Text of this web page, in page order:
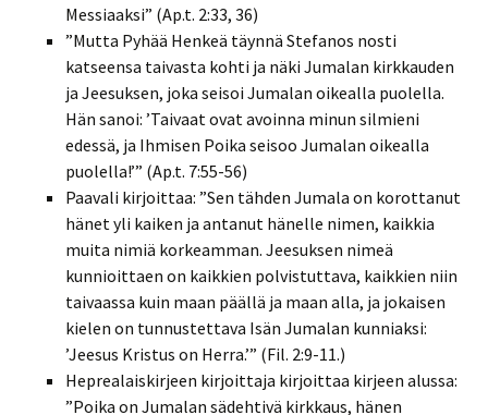
Messiaaksi” (Ap.t. 2:33, 36)
”Mutta Pyhää Henkeä täynnä Stefanos nosti
katseensa taivasta kohti ja näki Jumalan kirkkauden
ja Jeesuksen, joka seisoi Jumalan oikealla puolella.
Hän sanoi: ’Taivaat ovat avoinna minun silmieni
edessä, ja Ihmisen Poika seisoo Jumalan oikealla
puolella!’” (Ap.t. 7:55-56)
Paavali kirjoittaa: ”Sen tähden Jumala on korottanut
hänet yli kaiken ja antanut hänelle nimen, kaikkia
muita nimiä korkeamman. Jeesuksen nimeä
kunnioittaen on kaikkien polvistuttava, kaikkien niin
taivaassa kuin maan päällä ja maan alla, ja jokaisen
kielen on tunnustettava Isän Jumalan kunniaksi:
’Jeesus Kristus on Herra.’” (Fil. 2:9-11.)
Heprealaiskirjeen kirjoittaja kirjoittaa kirjeen alussa:
”Poika on Jumalan sädehtivä kirkkaus, hänen